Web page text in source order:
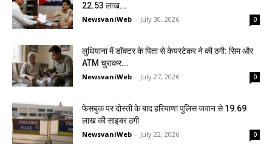
₹22.53 लाख...
NewsvaniWeb - July 30, 2026 0
लुधियाना में डॉक्टर के पिता से केयरटेकर ने की ठगी: सिम और
ATM चुराकर...
NewsvaniWeb - July 27, 2026 0
फेसबुक पर दोस्ती के बाद हरियाणा पुलिस जवान से 19.69
लाख की साइबर ठगी
NewsvaniWeb - July 22, 2026 0